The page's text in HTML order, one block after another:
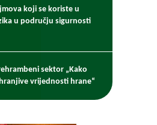
koji se koriste u
u području sigurnosti
sektor „Kako
vrijednosti hrane“